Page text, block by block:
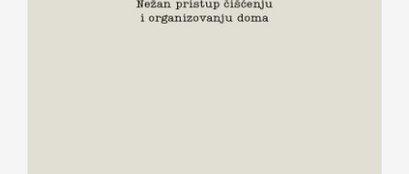
Kako da održavate kuću dok se davite